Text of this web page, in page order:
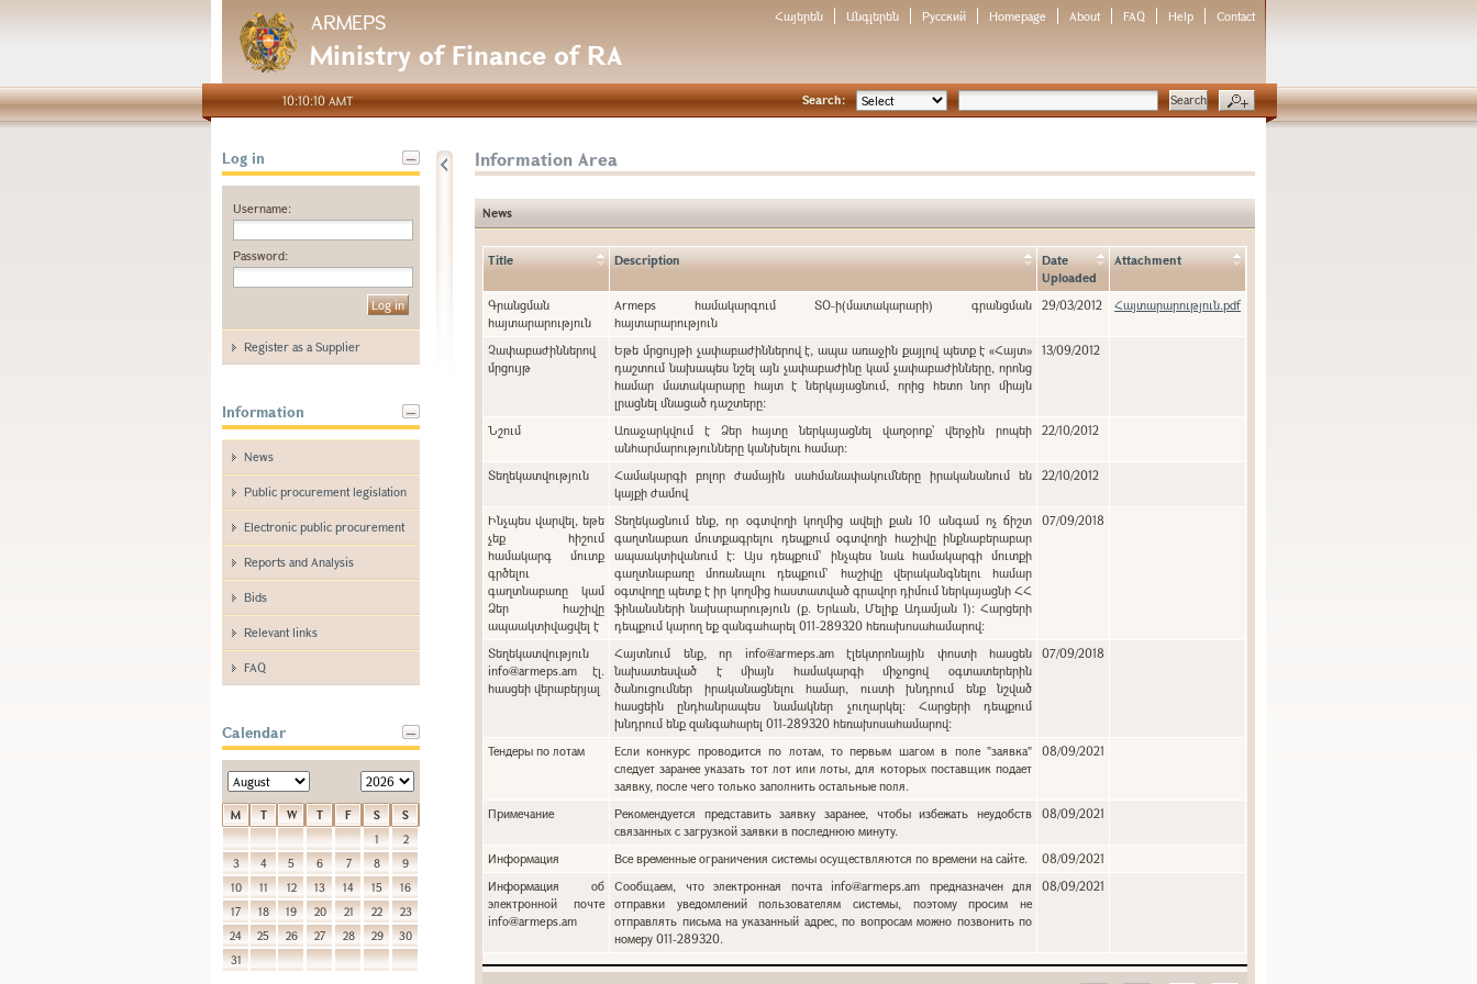
ARMEPS
Ministry of Finance of RA
Հայերեն Անգլերեն Русский Homepage About FAQ Help Contact
10:10:10 AMT Search:
Log in
Username:
Password:
Register as a Supplier
Information
News
Public procurement legislation
Electronic public procurement
Reports and Analysis
Bids
Relevant links
FAQ
Calendar
M T W T F S
S
1
2
3
4 5 6 7 8
9
10
11 12 13 14 15
16
17
18 19 20 21 22
23
24
25 26 27 28 29
30
31
Information Area
News
Title Description
Date
Uploaded
Attachment
Գրանցման
հայտարարություն
Armeps համակարգում ՏՕ-ի(մատակարարի) գրանցման
հայտարարություն
29/03/2012 Հայտարարություն.pdf
Չափաբաժիններով
մրցույթ
Եթե մրցույթի չափաբաժիններով է, ապա առաջին քայլով պետք է «Հայտ»
դաշտում նախապես նշել այն չափաբաժինը կամ չափաբաժինները, որոնց
համար մատակարարը հայտ է ներկայացնում, որից հետո նոր միայն
լրացնել մնացած դաշտերը:
13/09/2012
Նշում
Առաջարկվում է Ձեր հայտը ներկայացնել վաղօրոք` վերջին րոպեի
անհարմարությունները կանխելու համար:
22/10/2012
Տեղեկատվություն
Համակարգի բոլոր ժամային սահմանափակումները իրականանում են
կայքի ժամով
22/10/2012
Ինչպես վարվել, եթե
չեք հիշում
համակարգ մուտք
գրծելու
գաղտնաբառը կամ
Ձեր հաշիվը
ապաակտիվացվել է
Տեղեկացնում ենք, որ օգտվողի կողմից ավելի քան 10 անգամ ոչ ճիշտ
գաղտնաբառ մուտքագրելու դեպքում օգտվողի հաշիվը ինքնաբերաբար
ապաակտիվանում է: Այս դեպքում` ինչպես նաև համակարգի մուտքի
գաղտնաբառը մոռանալու դեպքում՝ հաշիվը վերականգնելու համար
օգտվողը պետք է իր կողմից հաստատված գրավոր դիմում ներկայացնի ՀՀ
ֆինանսների նախարարություն (ք. Երևան, Մելիք Ադամյան 1): Հարցերի
դեպքում կարող եք զանգահարել 011-289320 հեռախոսահամարով:
07/09/2018
Տեղեկատվություն
info@armeps.am էլ.
հասցեի վերաբերյալ
Հայտնում ենք, որ info@armeps.am էլեկտրոնային փոստի հասցեն
նախատեսված է միայն համակարգի միջոցով օգտատերերին
ծանուցումներ իրականացնելու համար, ուստի խնդրում ենք նշված
հասցեին ընդհանրապես նամակներ չուղարկել: Հարցերի դեպքում
խնդրում ենք զանգահարել 011-289320 հեռախոսահամարով:
07/09/2018
Тендеры по лотам
Если конкурс проводится по лотам, то первым шагом в поле "заявка"
следует заранее указать тот лот или лоты, для которых поставщик подает
заявку, после чего только заполнить остальные поля.
08/09/2021
Примечание
Рекомендуется представить заявку заранее, чтобы избежать неудобств
связанных с загрузкой заявки в последнюю минуту.
08/09/2021
Информация Все временные ограничения системы осуществляются по времени на сайте.
08/09/2021
Информация об
электронной почте
info@armeps.am
Сообщаем, что электронная почта info@armeps.am предназначен для
отправки уведомлений пользователям системы, поэтому просим не
отправлять письма на указанный адрес, по вопросам можно позвонить по
номеру 011-289320.
08/09/2021